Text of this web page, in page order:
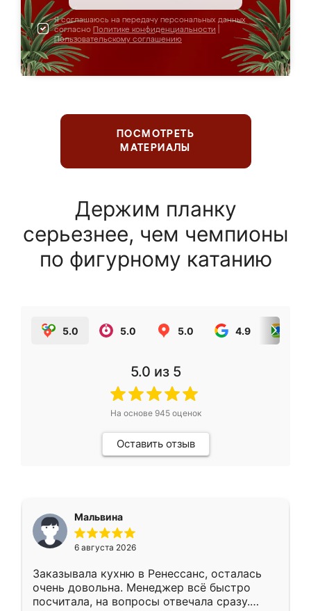
Я соглашаюсь на передачу персональных данных
согласно Политике конфиденциальности
Пользовательскому соглашению
ПОСМОТРЕТЬ
МАТЕРИАЛЫ
Держим планку
серьезнее, чем чемпионы
по фигурному катанию
5.0 5.0 5.0 4.9
5.0 из 5
На основе 945оценок
Оставить отзыв
Мальвина
6 августа 2026
Заказывала кухню в Ренессанс, осталась
очень довольна. Менеджер всё быстро
посчитала, на вопросы отвечала сразу.